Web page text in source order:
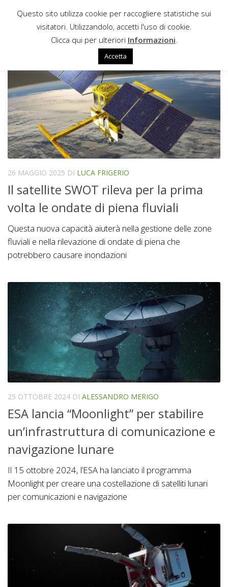
Sotto il contenuto
26 MAGGIO 2025 DI LUCA FRIGERIO
Il satellite SWOT rileva per la prima
volta le ondate di piena fluviali
Questa nuova capacità aiuterà nella gestione delle zone
fluviali e nella rilevazione di ondate di piena che
potrebbero causare inondazioni
25 OTTOBRE 2024 DI ALESSANDRO MERIGO
ESA lancia “Moonlight” per stabilire
un’infrastruttura di comunicazione e
navigazione lunare
Il 15 ottobre 2024, l’ESA ha lanciato il programma
Moonlight per creare una costellazione di satelliti lunari
per comunicazioni e navigazione
Questo sito utilizza cookie per raccogliere statistiche sui
visitatori. Utilizzandolo, accetti l'uso di cookie.
Clicca qui per ulteriori Informazioni
Accetta